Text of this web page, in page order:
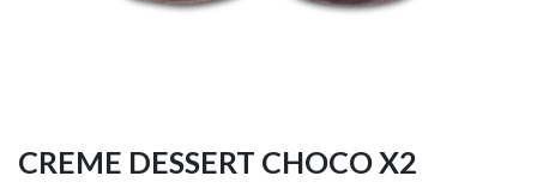
CREME DESSERT CHOCO X2